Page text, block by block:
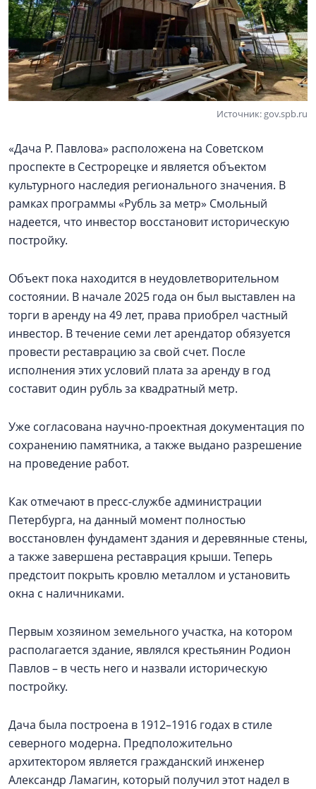
Источник: gov.spb.ru
«Дача Р. Павлова» расположена на Советском
проспекте в Сестрорецке и является объектом
культурного наследия регионального значения. В
рамках программы «Рубль за метр» Смольный
надеется, что инвестор восстановит историческую
постройку.
Объект пока находится в неудовлетворительном
состоянии. В начале 2025 года он был выставлен на
торги в аренду на 49 лет, права приобрел частный
инвестор. В течение семи лет арендатор обязуется
провести реставрацию за свой счет. После
исполнения этих условий плата за аренду в год
составит один рубль за квадратный метр.
Уже согласована научно-проектная документация по
сохранению памятника, а также выдано разрешение
на проведение работ.
Как отмечают в пресс-службе администрации
Петербурга, на данный момент полностью
восстановлен фундамент здания и деревянные стены,
а также завершена реставрация крыши. Теперь
предстоит покрыть кровлю металлом и установить
окна с наличниками.
Первым хозяином земельного участка, на котором
располагается здание, являлся крестьянин Родион
Павлов – в честь него и назвали историческую
постройку.
Дача была построена в 1912–1916 годах в стиле
северного модерна. Предположительно
архитектором является гражданский инженер
Александр Ламагин, который получил этот надел в